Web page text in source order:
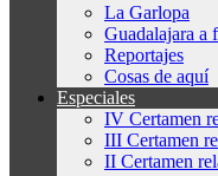
La Garlopa
Guadalajara a
Reportajes
Cosas de aquí
Especiales
IV Certamen
III Certamen
II Certamen